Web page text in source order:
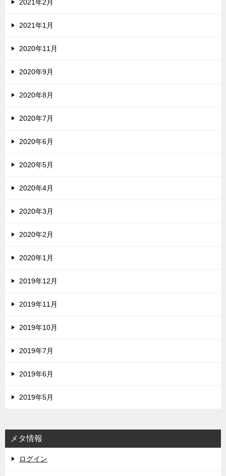
2021年2月
2021年1月
2020年11月
2020年9月
2020年8月
2020年7月
2020年6月
2020年5月
2020年4月
2020年3月
2020年2月
2020年1月
2019年12月
2019年11月
2019年10月
2019年7月
2019年6月
2019年5月
メタ情報
ログイン